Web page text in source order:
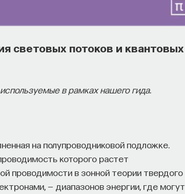
световых потоков и квантовых
в рамках нашего гида.
на полупроводниковой подложке.
которого растет
проводимости в зонной теории твердого
— диапазонов энергии, где могут